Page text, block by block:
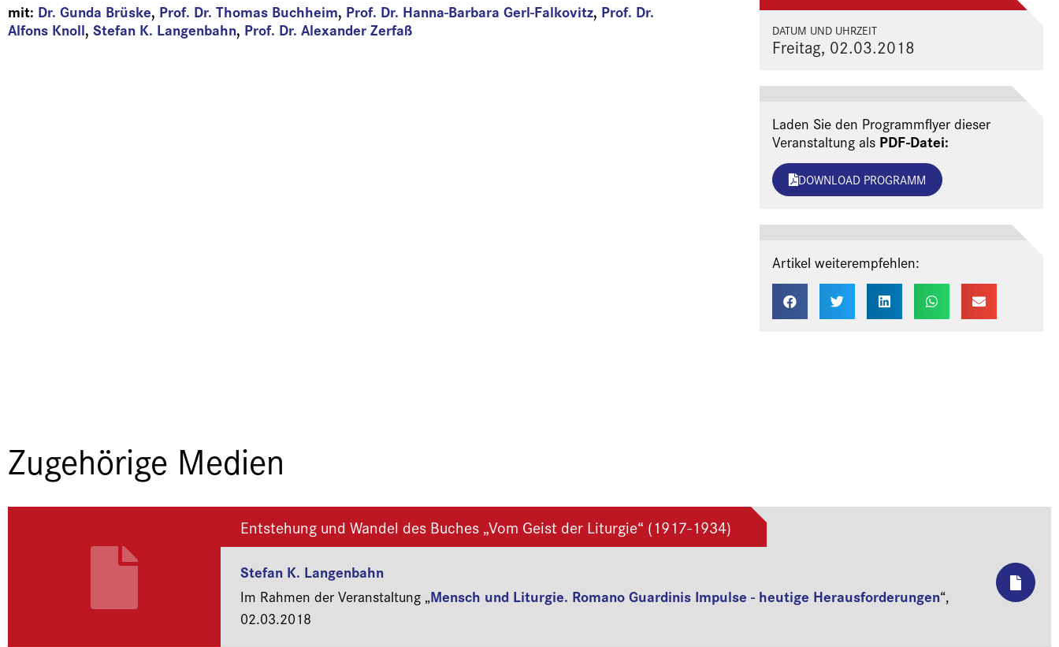
mit: Dr. Gunda Brüske, Prof. Dr. Thomas Buchheim, Prof. Dr. Hanna-Barbara Gerl-Falkovitz, Prof. Dr.
Alfons Knoll, Stefan K. Langenbahn, Prof. Dr. Alexander Zerfaß DATUM UND UHRZEIT
Freitag, 02.03.2018
Laden Sie den Programmflyer dieser
Veranstaltung als PDF-Datei:
DOWNLOAD PROGRAMM
Artikel weiterempfehlen:
Zugehörige Medien
Entstehung und Wandel des Buches „Vom Geist der Liturgie“ (1917-1934)
Stefan K. Langenbahn
Im Rahmen der Veranstaltung „Mensch und Liturgie. Romano Guardinis Impulse - heutige Herausforderungen“,
02.03.2018